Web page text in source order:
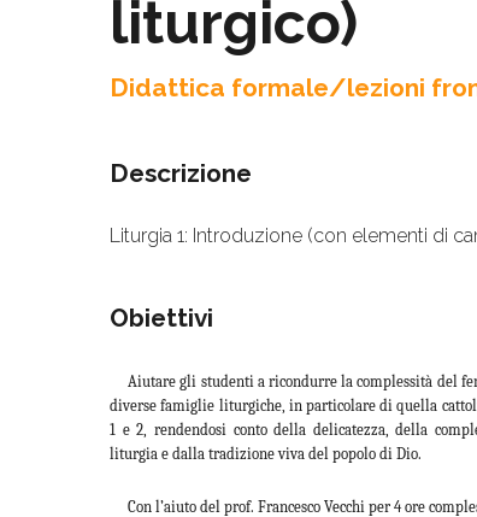
liturgico)
Didattica formale/lezioni
Descrizione
Liturgia 1: Introduzione (con elementi di
Obiettivi
Aiutare gli studenti a ricondurre la complessità del
diverse famiglie liturgiche, in particolare di quella
1 e 2, rendendosi conto della delicatezza, della
liturgia e dalla tradizione viva del popolo di Dio.
Con l’aiuto del prof. Francesco Vecchi per 4 ore